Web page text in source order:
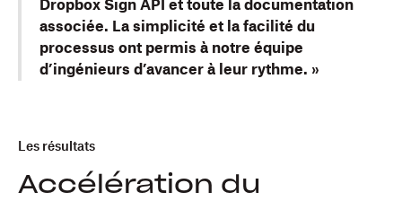
Dropbox Sign API et toute la documentation
associée. La simplicité et la facilité du
processus ont permis à notre équipe
d’ingénieurs d’avancer à leur rythme. »
Les résultats
Accélération du